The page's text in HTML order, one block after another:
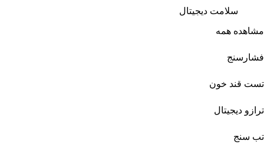
سلامت دیجیتال
مشاهده همه
فشارسنج
تست قند خون
ترازو دیجیتال
تب سنج